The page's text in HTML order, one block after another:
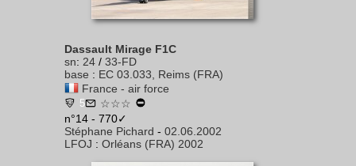
Dassault Mirage F1C
sn: 24 / 33-FD
base : EC 03.033, Reims (FRA)
France - air force
5
☆☆☆
n°14 - 770✓
Stéphane Pichard - 02.06.2002
LFOJ : Orléans (FRA) 2002